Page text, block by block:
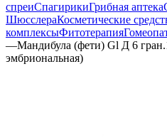
спреиСпагирикиГрибная аптека
ШюсслераКосметические
комплексыФитотерапия
—Мандибула (фети) Gl Д 6
эмбриональная)